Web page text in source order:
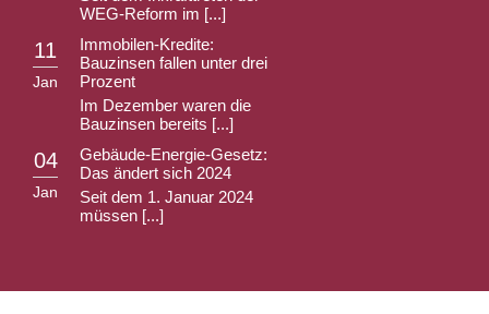
WEG-Reform im [...]
11
Jan
Immobilen-Kredite:
Bauzinsen fallen unter drei
Prozent
Im Dezember waren die
Bauzinsen bereits [...]
04
Jan
Gebäude-Energie-Gesetz:
Das ändert sich 2024
Seit dem 1. Januar 2024
müssen [...]